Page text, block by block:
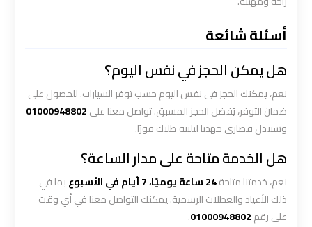
أسئلة شائعة
هل يمكن الحجز في نفس اليوم؟
نعم، يمكنك الحجز في نفس اليوم حسب توفر السيارات. للحصول على
ضمان التوفر، يُفضل الحجز المسبق. تواصل معنا على01000948802
وسنبذل قصارى جهدنا لتلبية طلبك فورًا.
هل الخدمة متاحة على مدار الساعة؟
نعم، خدمتنا متاحة24 ساعة يوميًا، 7 أيام في الأسبوع
بما في
ذلك الأعياد والعطلات الرسمية. يمكنك التواصل معنا في أي وقت
على رقم01000948802
.
ليموزين
القاهرة
ليموزين
القاهرة
الساخن
ليموزين